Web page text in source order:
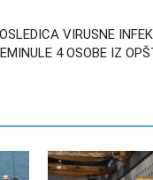
VIRUSNE
4 OSOBE IZ